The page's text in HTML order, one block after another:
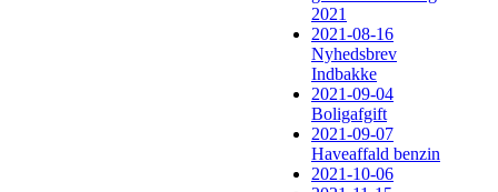
2021
2021-08-16
Nyhedsbrev
Indbakke
2021-09-04
Boligafgift
2021-09-07
Haveaffald benzin
2021-10-06